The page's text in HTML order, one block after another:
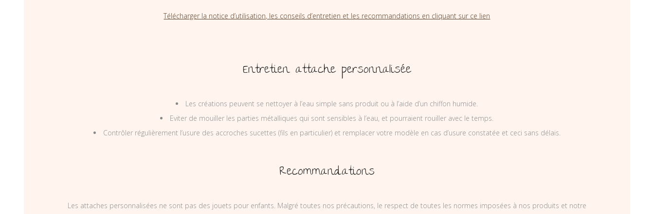
Télécharger la notice d’utilisation, les conseils d’entretien et les recommandations en cliquant sur ce lien
Entretien attache personnalisée
Les créations peuvent se nettoyer à l’eau simple sans produit ou à l’aide d’un chiffon humide.
Eviter de mouiller les parties métalliques qui sont sensibles à l’eau, et pourraient rouiller avec le temps.
Contrôler régulièrement l’usure des accroches sucettes (fils en particulier) et remplacer votre modèle en cas d’usure constatée et ceci sans délais.
Recommandations
Les attaches personnalisées ne sont pas des jouets pour enfants. Malgré toutes nos précautions, le respect de toutes les normes imposées à nos produits et notre